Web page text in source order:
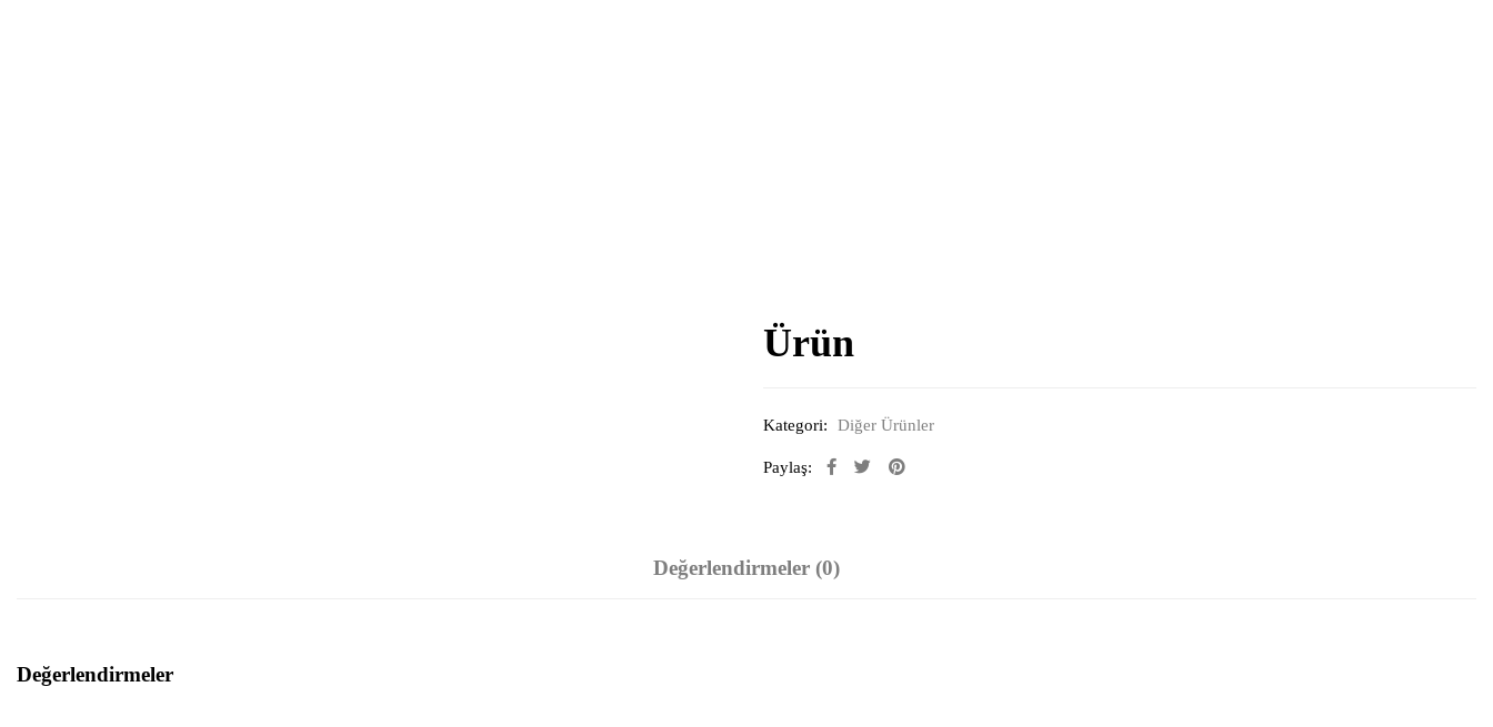
Ürün
Kategori: Diğer Ürünler
Paylaş:
Değerlendirmeler (0)
Değerlendirmeler